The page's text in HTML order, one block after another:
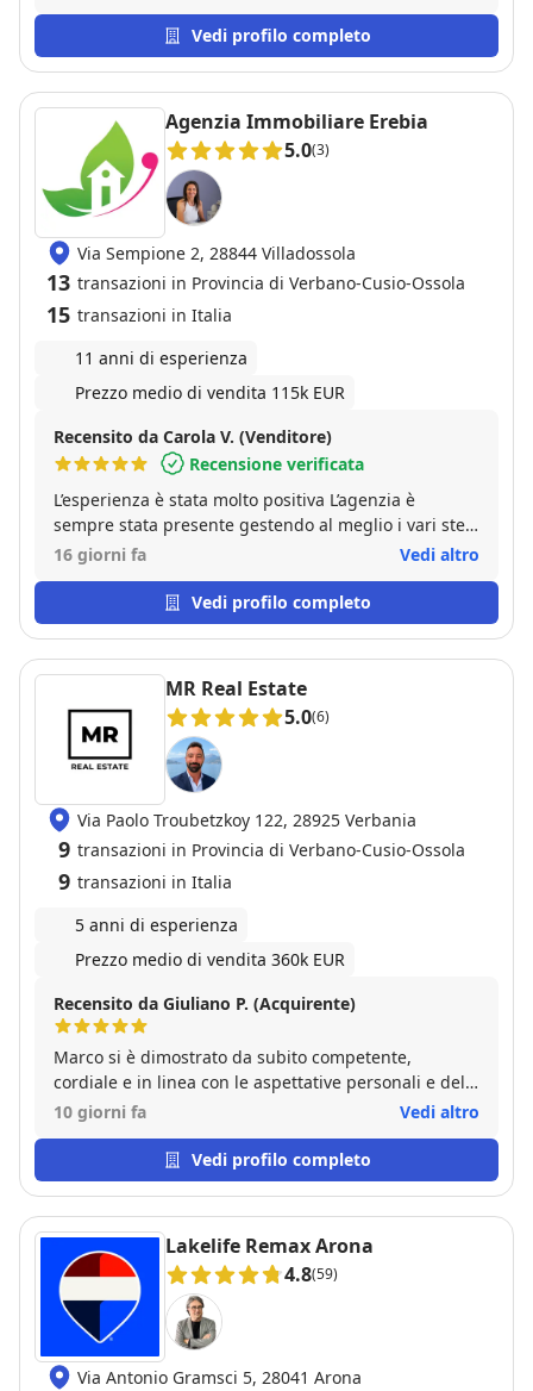
Vedi profilo completo
Agenzia Immobiliare Erebia
5.0(3)
Via Sempione 2, 28844 Villadossola
13 transazioni in Provincia di Verbano-Cusio-Ossola
15 transazioni in Italia
11 anni di esperienza
Prezzo medio di vendita 115k EUR
Recensito da Carola V. (Venditore)
Recensione verificata
L’esperienza è stata molto positiva L’agenzia è
sempre stata presente gestendo al meglio i vari step
del percorso di vendita Alta professionalità Cortesia
16 giorni fa Vedi altro
Vedi profilo completo
MR Real Estate
5.0(6)
Via Paolo Troubetzkoy 122, 28925 Verbania
9 transazioni in Provincia di Verbano-Cusio-Ossola
9 transazioni in Italia
5 anni di esperienza
Prezzo medio di vendita 360k EUR
Recensito da Giuliano P. (Acquirente)
Marco si è dimostrato da subito competente,
cordiale e in linea con le aspettative personali e della
mia famiglia per questo passo importante. Empatia e
10 giorni fa Vedi altro
Vedi profilo completo
Lakelife Remax Arona
4.8(59)
Via Antonio Gramsci 5, 28041 Arona